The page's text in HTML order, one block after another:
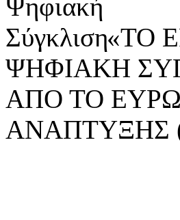
«ΤΟ
ΨΗΦΙΑΚΗ
ΑΠΟ ΤΟ
ΑΝΑΠΤΥΞΗΣ